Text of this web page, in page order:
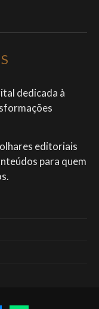
dedicada à
editoriais
para quem